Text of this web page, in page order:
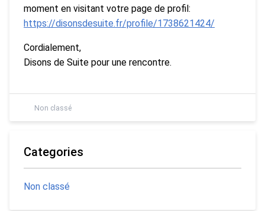
moment en visitant votre page de profil:
https://disonsdesuite.fr/profile/1738621424/
Cordialement,
Disons de Suite pour une rencontre.
Non classé
Categories
Non classé